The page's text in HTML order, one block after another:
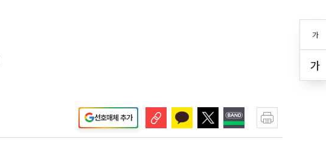
가
가
선호매체 추가